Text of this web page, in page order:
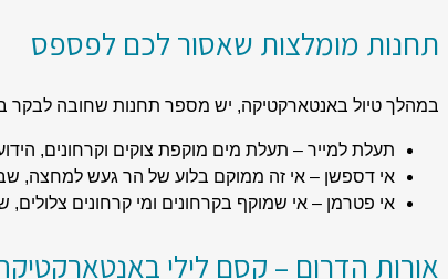
תחנות מומלצות שאסור לכם לפספס
במהלך טיול באנטארקטיקה, יש מספר תחנות שחובה לבקר
תעלת למייר – תעלת מים מוקפת צוקים וקרחונים,
אי דספשן – אי זה ממוקם בלוע של הר געש למחצה,
אי פטרמן – אי שמוקף בקרחונים ומי קרחונים
אורות הדרום – קסם לילי